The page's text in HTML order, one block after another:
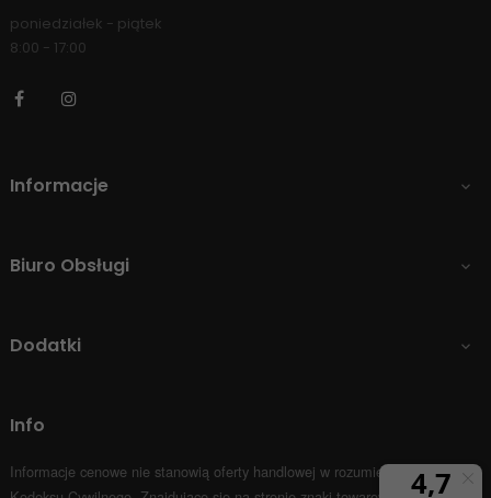
poniedziałek - piątek
8:00 - 17:00
Facebook
Informacje 
Biuro Obsługi 
Dodatki 
Info
Informacje cenowe nie stanowią oferty handlowej w rozumieniu Art.66 par.1